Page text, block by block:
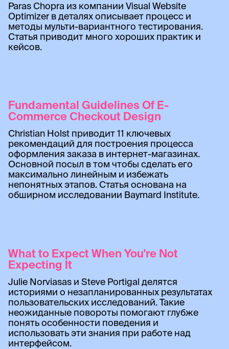
Paras Chopra из компании Visual Website
Optimizer в деталях описывает процесс и
методы мульти-вариантного тестирования.
Статья приводит много хороших практик и
кейсов.
Fundamental Guidelines Of E-
Commerce Checkout Design
Christian Holst приводит 11 ключевых
рекомендаций для построения процесса
оформления заказа в интернет-магазинах.
Основной посыл в том чтобы сделать его
максимально линейным и избежать
непонятных этапов. Статья основана на
обширном исследовании Baymard Institute.
What to Expect When You're Not
Expecting It
Julie Norviasas и Steve Portigal делятся
историями о незапланированных результатах
пользовательских исследований. Такие
неожиданные повороты помогают глубже
понять особенности поведения и
использовать эти знания при работе над
интерфейсом.